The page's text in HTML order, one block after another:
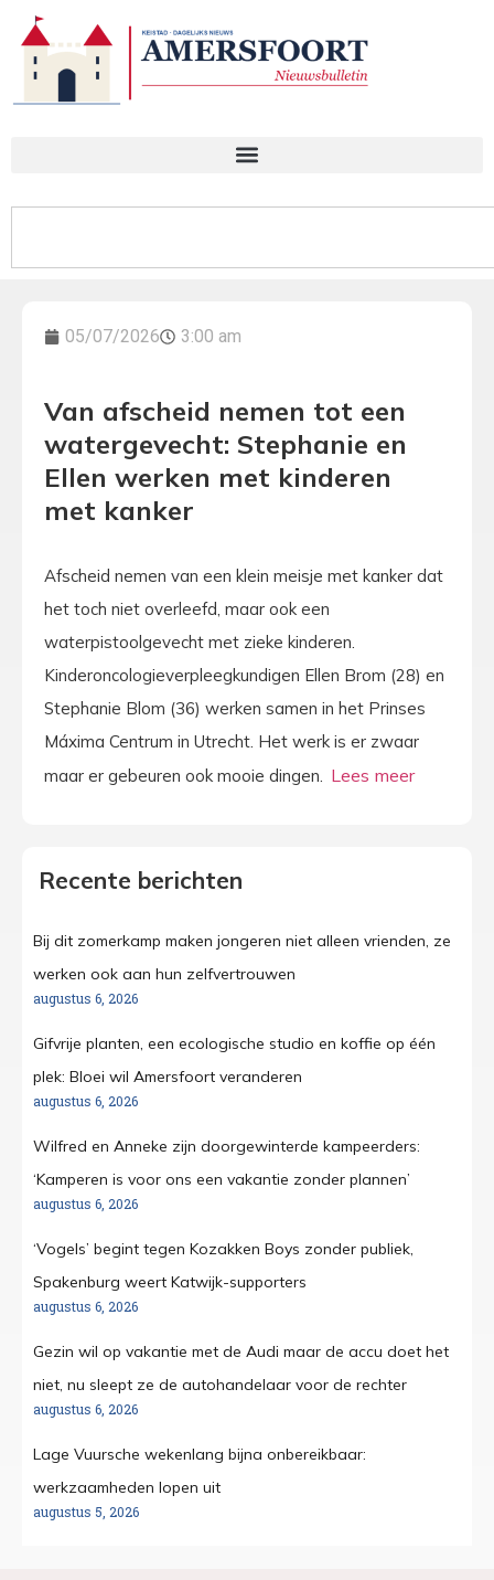
05/07/2026 3:00 am
Van afscheid nemen tot een
watergevecht: Stephanie en
Ellen werken met kinderen
met kanker
Afscheid nemen van een klein meisje met kanker dat
het toch niet overleefd, maar ook een
waterpistoolgevecht met zieke kinderen.
Kinderoncologieverpleegkundigen Ellen Brom (28) en
Stephanie Blom (36) werken samen in het Prinses
Máxima Centrum in Utrecht. Het werk is er zwaar
maar er gebeuren ook mooie dingen.
Recente berichten
Bij dit zomerkamp maken jongeren niet alleen vrienden, ze
werken ook aan hun zelfvertrouwen
augustus 6, 2026
Gifvrije planten, een ecologische studio en koffie op één
plek: Bloei wil Amersfoort veranderen
augustus 6, 2026
Wilfred en Anneke zijn doorgewinterde kampeerders:
‘Kamperen is voor ons een vakantie zonder plannen’
augustus 6, 2026
‘Vogels’ begint tegen Kozakken Boys zonder publiek,
Spakenburg weert Katwijk-supporters
augustus 6, 2026
Gezin wil op vakantie met de Audi maar de accu doet het
niet, nu sleept ze de autohandelaar voor de rechter
augustus 6, 2026
Lage Vuursche wekenlang bijna onbereikbaar:
werkzaamheden lopen uit
augustus 5, 2026